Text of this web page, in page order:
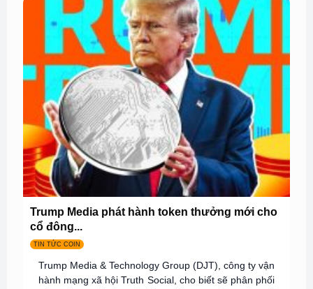
Trump Media phát hành token thưởng mới cho
cổ đông...
TIN TỨC COIN
Trump Media & Technology Group (DJT), công ty vận
hành mạng xã hội Truth Social, cho biết sẽ phân phối